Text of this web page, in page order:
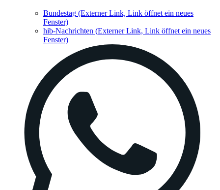
Bundestag (Externer Link, Link öffnet ein neues
Fenster)
hib-Nachrichten (Externer Link, Link öffnet ein neues
Fenster)